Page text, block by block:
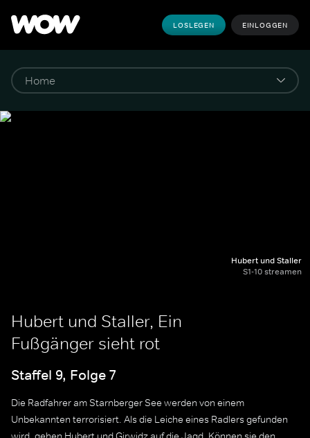
LOSLEGEN EINLOGGEN
Hubert und Staller
S1-10 streamen
Hubert und Staller, Ein
Fußgänger sieht rot
Staffel 9, Folge 7
Die Radfahrer am Starnberger See werden von einem
Unbekannten terrorisiert. Als die Leiche eines Radlers gefunden